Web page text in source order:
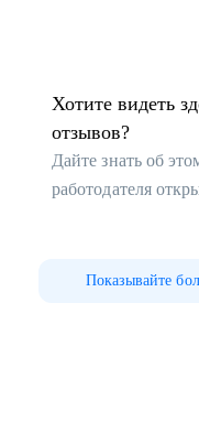
Хотите видеть
отзывов?
Дайте знать об
работодателя
Показывайте